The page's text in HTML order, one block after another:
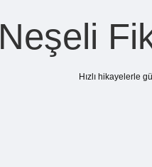
Neşeli
Hızlı hikayelerle